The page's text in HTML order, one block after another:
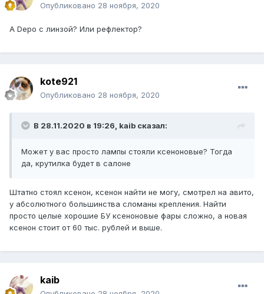
Опубликовано 28 ноября, 2020
А Depo с линзой? Или рефлектор?
kote921
Опубликовано 28 ноября, 2020
В 28.11.2020 в 19:26, kaib сказал:
Может у вас просто лампы стояли ксеноновые? Тогда
да, крутилка будет в салоне
Штатно стоял ксенон, ксенон найти не могу, смотрел на авито,
у абсолютного большинства сломаны крепления. Найти
просто целые хорошие БУ ксеноновые фары сложно, а новая
ксенон стоит от 60 тыс. рублей и выше.
kaib